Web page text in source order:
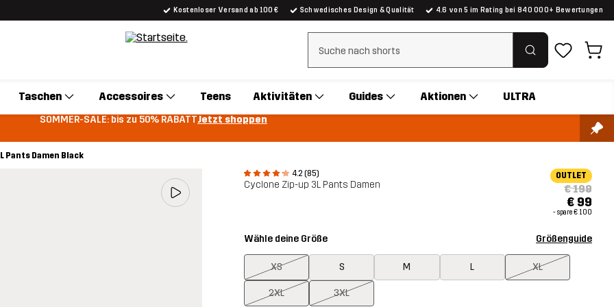
Kostenloser Versand ab 100 € Schwedisches Design & Qualität 4.6 von 5 im Rating bei 840 000+ Bewertungen
Suchfilter löschen
Taschen Accessoires Teens Aktivitäten Guides Aktionen ULTRA
SOMMER-SALE: bis zu 50% RABATTJetzt shoppen
Pants Damen Black
4.2 (85)
Cyclone Zip-up 3L Pants Damen
OUTLET
€ 199
€ 99
- spare€ 100
Wähle deine Größe Größenguide
XS S M L XL
2XL 3XL